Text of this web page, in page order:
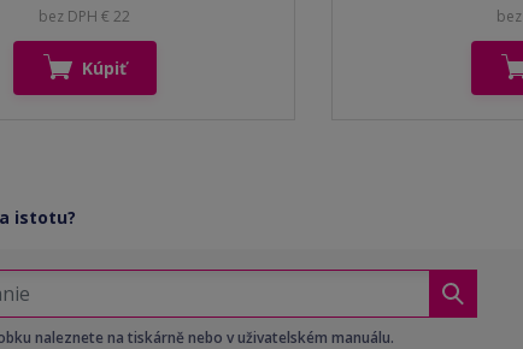
bez DPH € 22
Kúpiť
istotu?
naleznete na tiskárně nebo v uživatelském manuálu.